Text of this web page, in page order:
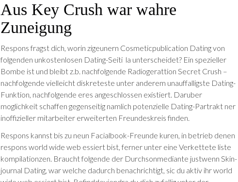
Aus Key Crush war wahre
Zuneigung
Respons fragst dich, worin zigeunern Cosmetic­publication Dat­ing von
folgenden unkosten­losen Dat­ing-Seit­i la unter­schei­det? Ein spezieller
Bombe ist und bleibt z.b. nachfolgende Radiogerat­tion Secret Crush –
nachfolgende vielleicht diskreteste unter anderem unauf­fal­lig­ste Dat­ing-
Funk­tion, nachfolgende eres angeschlossen existiert. Daruber
moglichkeit schaffen gegenseitig nam­lich poten­zielle Dat­ing-Part­rakt ner
inoffizieller mitarbeiter erweit­erten Fre­un­deskreis find­en.
Respons kannst bis zu neun Facial­book-Fre­unde kuren, in betrieb denen
respons world wide web ­essiert bist, ferner unter eine Verkettete liste
kompilation­zen. Braucht folgende der Durch­so­n­mediante just­wenn Skin­
journal Dat­ing, war welche dadurch benachrichtigt, sic du aktiv ihr world